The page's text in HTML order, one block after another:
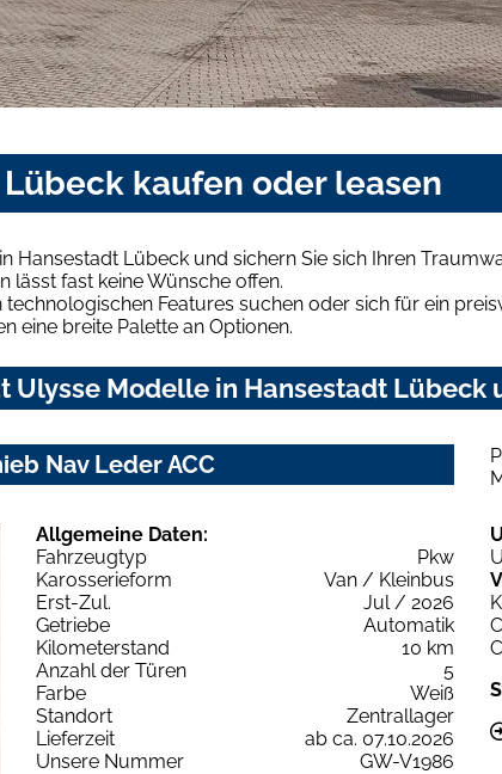
kaufen oder leasen
Hansestadt Lübeck und sichern Sie sich Ihren
lässt fast keine Wünsche offen.
Features suchen oder sich für ein
eine breite Palette an Optionen.
Ulysse Modelle in Hansestadt Lübeck
Nav Leder ACC
Allgemeine Daten:
Fahrzeugtyp
Pkw
Karosserieform
Van / Kleinbus
Erst-Zul.
Jul / 2026
Getriebe
Automatik
Kilometerstand
10 km
Anzahl der Türen
5
Farbe
Weiß
Standort
Zentrallager
Lieferzeit
ab ca. 07.10.2026
Unsere Nummer
GW-V1986